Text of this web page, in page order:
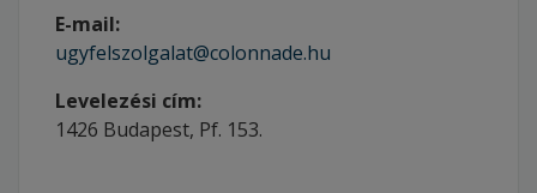
E-mail:
ugyfelszolgalat@colonnade.hu
Levelezési cím:
1426 Budapest, Pf. 153.